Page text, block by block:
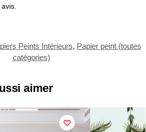
Peints Intérieurs, Papier peint (toutes
catégories)
aimer